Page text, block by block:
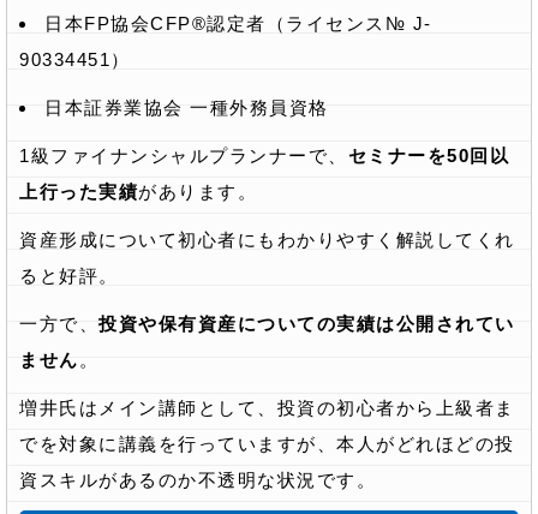
日本FP協会CFP®認定者（ライセンス№ J-
90334451）
日本証券業協会 一種外務員資格
1級ファイナンシャルプランナーで、 セミナーを50回以
上行った実績があります。
資産形成について初心者にもわかりやすく解説してくれ
ると好評。
一方で、 投資や保有資産についての実績は公開されてい
ません 。
増井氏はメイン講師として、投資の初心者から上級者ま
でを対象に講義を行っていますが、本人がどれほどの投
資スキルがあるのか不透明な状況です。